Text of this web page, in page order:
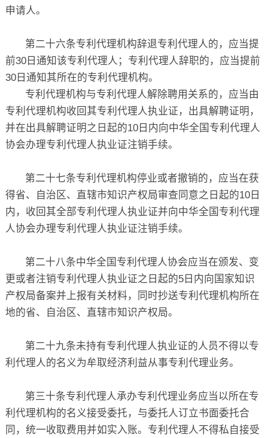
申请人。
第二十六条专利代理机构辞退专利代理人的，应当提
前30日通知该专利代理人；专利代理人辞职的，应当提前
30日通知其所在的专利代理机构。
专利代理机构与专利代理人解除聘用关系的，应当由
专利代理机构收回其专利代理人执业证，出具解聘证明，
并在出具解聘证明之日起的10日内向中华全国专利代理人
协会办理专利代理人执业证注销手续。
第二十七条专利代理机构停业或者撤销的，应当在获
得省、自治区、直辖市知识产权局审查同意之日起的10日
内，收回其全部专利代理人执业证并向中华全国专利代理
人协会办理专利代理人执业证注销手续。
第二十八条中华全国专利代理人协会应当在颁发、变
更或者注销专利代理人执业证之日起的5日内向国家知识
产权局备案并上报有关材料，同时抄送专利代理机构所在
地的省、自治区、直辖市知识产权局。
第二十九条未持有专利代理人执业证的人员不得以专
利代理人的名义为牟取经济利益从事专利代理业务。
第三十条专利代理人承办专利代理业务应当以所在专
利代理机构的名义接受委托，与委托人订立书面委托合
同，统一收取费用并如实入账。专利代理人不得私自接受